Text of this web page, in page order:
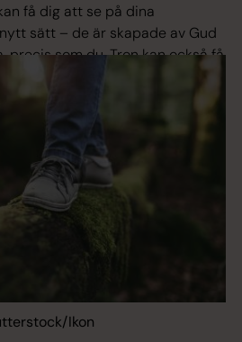
få dig att se på dina
sätt – de är skapade av Gud
precis som du. Tron kan också få
till en bättre plats.
Ikon